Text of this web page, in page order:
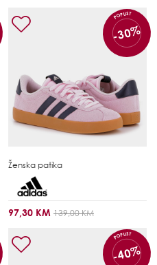
POPUST
-30%
Ženska patika
97,30 KM 139,00 KM
POPUST
-40%